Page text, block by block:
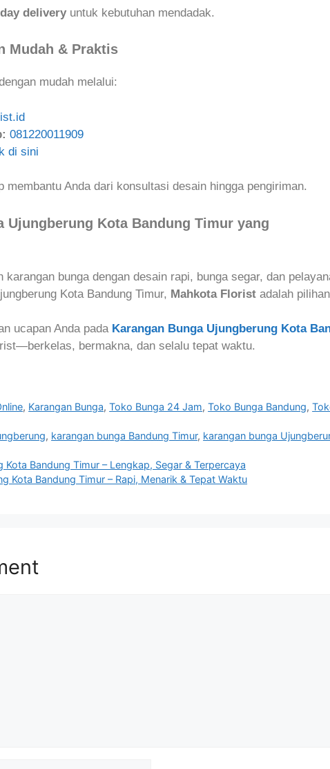
delivery untuk kebutuhan mendadak.
Mudah & Praktis
mudah melalui:
081220011909
di sini
membantu Anda dari konsultasi desain hingga pengiriman.
Ujungberung Kota Bandung Timur yang
karangan bunga dengan desain rapi, bunga segar, dan
Kota Bandung Timur, Mahkota Florist adalah
ucapan Anda pada Karangan Bunga Ujungberung Kota
bermakna, dan selalu tepat waktu.
, Karangan Bunga,Toko Bunga 24 Jam,Toko Bunga Bandung,
, karangan bunga Bandung Timur, karangan bunga
Kota Bandung Timur – Lengkap, Segar & Terpercaya
Kota Bandung Timur – Rapi, Menarik & Tepat Waktu